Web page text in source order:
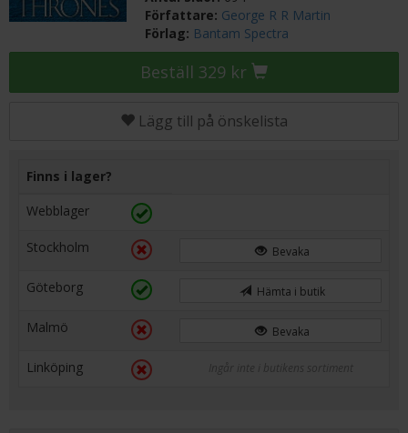
Författare: George R R Martin
Förlag: Bantam Spectra
Beställ 329 kr
Lägg till på önskelista
Finns i lager?
Webblager
Stockholm Bevaka
Göteborg Hämta i butik
Malmö Bevaka
Linköping Ingår inte i butikens sortiment